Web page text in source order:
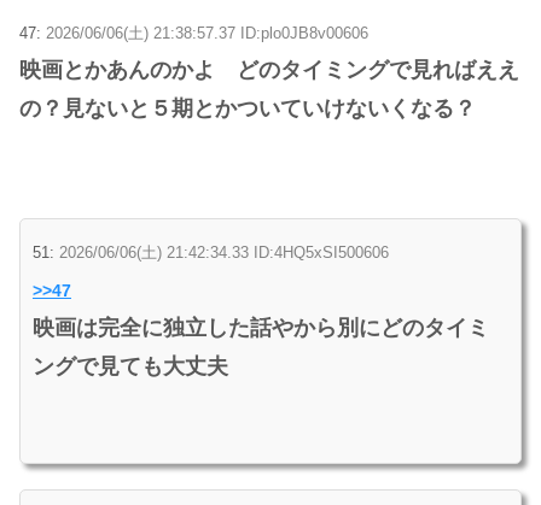
47: 2026/06/06(土) 21:38:57.37 ID:plo0JB8v00606
映画とかあんのかよ どのタイミングで見ればええ
の？見ないと５期とかついていけないくなる？
51: 2026/06/06(土) 21:42:34.33 ID:4HQ5xSI500606
>>47
映画は完全に独立した話やから別にどのタイミ
ングで見ても大丈夫